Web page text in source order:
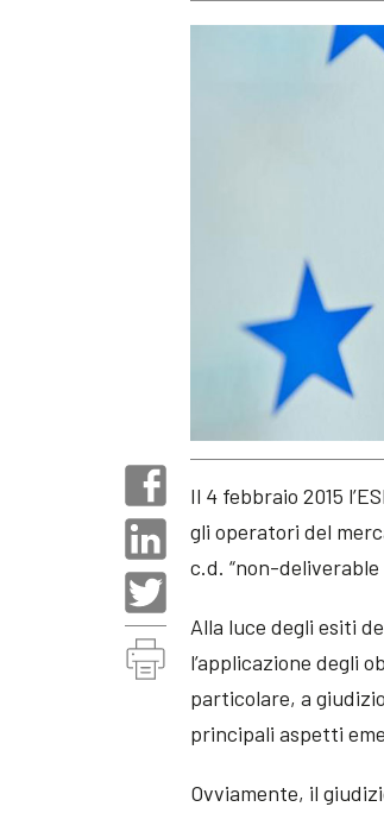
Il 4 febbraio 2015
gli operatori del
c.d. “non-deliverable
Alla luce degli esiti
l’applicazione degli
particolare, a
principali aspetti
Ovviamente, il